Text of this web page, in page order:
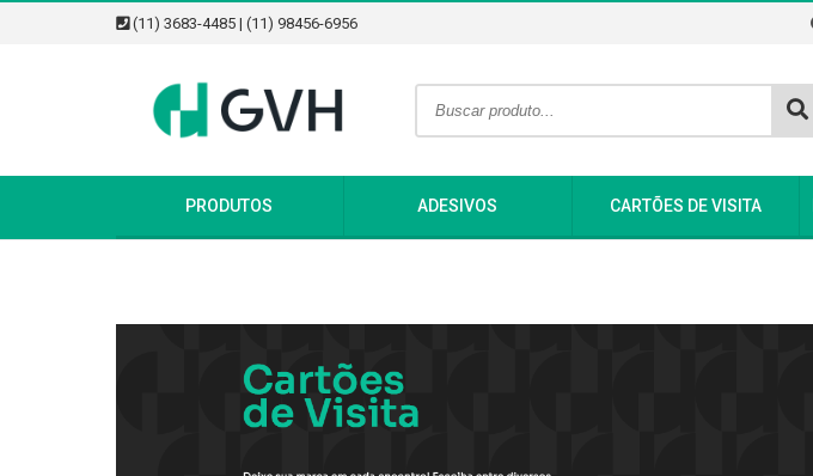
(11) 3683-4485 | (11) 98456-6956
PRODUTOS ADESIVOS CARTÕES DE VISITA